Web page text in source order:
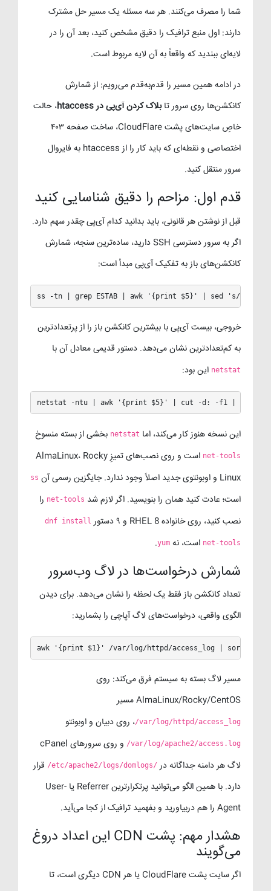
شما را مصرف می‌کنند. هر سه مسئله یک مسیر حل مشترک
دارند: اول منبع ترافیک را دقیق مشخص کنید، بعد آن را در
لایه‌ای ببندید که واقعاً به آن لایه مربوط است.
در ادامه همین مسیر را قدم‌به‌قدم می‌رویم: از شمارش
کانکشن‌ها روی سرور تابلاک کردن آی‌پی در htaccess
، حالت
خاصِ سایت‌های پشت CloudFlare، ساخت صفحه ۴۰۳
اختصاصی و نقطه‌ای که باید کار را از htaccess به فایروال
سرور منتقل کنید.
قدم اول: مزاحم را دقیق شناسایی کنید
قبل از نوشتن هر قانونی، باید بدانید کدام آی‌پی چقدر سهم دارد.
اگر به سرور دسترسی SSH دارید، ساده‌ترین سنجه، شمارش
کانکشن‌های باز به تفکیک آی‌پی مبدأ است:
ss -tn | grep ESTAB | awk '{print $5}' | sed 's/:[0-
خروجی، بیست آی‌پی با بیشترین کانکشن باز را از پرتعدادترین
به کم‌تعدادترین نشان می‌دهد. دستور قدیمی معادل آن با
netstat این بود:
netstat -ntu | awk '{print $5}' | cut -d: -f1 | sort |
این نسخه هنوز کار می‌کند، اما netstat بخشی از بسته منسوخ
net-tools
است و روی نصب‌های تمیزِ AlmaLinux، Rocky
Linux و اوبونتوی جدید اصلاً وجود ندارد. جایگزین رسمی آن
ss
است؛ عادت کنید همان را بنویسید. اگر لازم شد net-tools را
نصب کنید، روی خانواده RHEL 8 و ۹ دستور
dnf install
net-tools است، نه yum
.
شمارش درخواست‌ها در لاگ وب‌سرور
تعداد کانکشن باز فقط یک لحظه را نشان می‌دهد. برای دیدن
الگوی واقعی، درخواست‌های لاگ آپاچی را بشمارید:
awk '{print $1}' /var/log/httpd/access_log | sort |
مسیر لاگ بسته به سیستم فرق می‌کند: روی
AlmaLinux/Rocky/CentOS مسیر
/var/log/httpd/access_log، روی دبیان و اوبونتو
/var/log/apache2/access.log
و روی سرورهای cPanel
لاگ هر دامنه جداگانه در /etc/apache2/logs/domlogs/ قرار
دارد. با همین الگو می‌توانید پرتکرارترین Referrer یا User-
Agent را هم دربیاورید و بفهمید ترافیک از کجا می‌آید.
هشدار مهم: پشت CDN این اعداد دروغ
می‌گویند
اگر سایت پشت CloudFlare یا هر CDN دیگری است، تا